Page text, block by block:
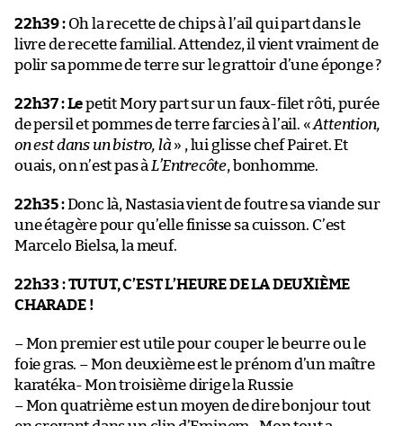
22h39 :Oh la recette de chips à l’ail qui part dans le
livre de recette familial. Attendez, il vient vraiment de
polir sa pomme de terre sur le grattoir d’une éponge ?
22h37 : Lepetit Mory part sur un faux-filet rôti, purée
de persil et pommes de terre farcies à l’ail. «Attention,
on est dans un bistro, là » , lui glisse chef Pairet. Et
ouais, on n’est pas à L’Entrecôte, bonhomme.
22h35 :Donc là, Nastasia vient de foutre sa viande sur
une étagère pour qu’elle finisse sa cuisson. C’est
Marcelo Bielsa, la meuf.
22h33 :TUTUT, C’EST L’HEURE DE LA DEUXIÈME
CHARADE !
– Mon premier est utile pour couper le beurre ou le
foie gras. – Mon deuxième est le prénom d’un maître
karatéka- Mon troisième dirige la Russie
– Mon quatrième est un moyen de dire bonjour tout